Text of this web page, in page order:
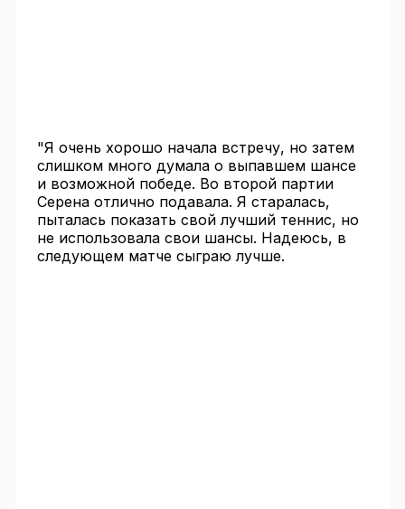
"Я очень хорошо начала встречу, но затем
слишком много думала о выпавшем шансе
и возможной победе. Во второй партии
Серена отлично подавала. Я старалась,
пыталась показать свой лучший теннис, но
не использовала свои шансы. Надеюсь, в
следующем матче сыграю лучше.